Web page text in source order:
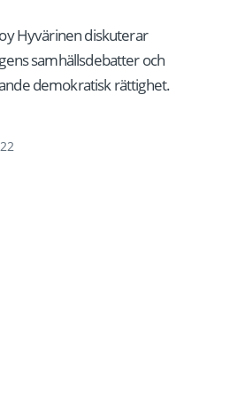
Hyvärinen diskuterar
samhällsdebatter och
demokratisk rättighet.